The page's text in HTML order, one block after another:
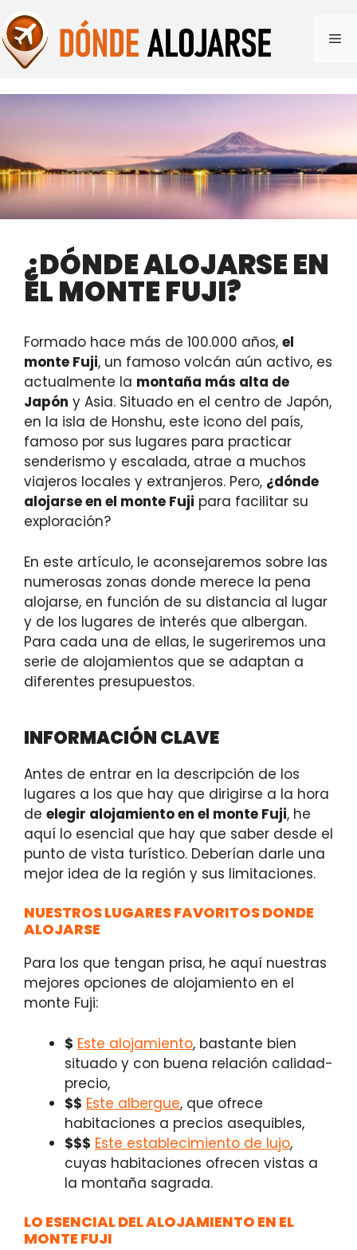
al
contenido
¿DÓNDE ALOJARSE EN
EL MONTE FUJI?
Formado hace más de 100.000 años, el
monte Fuji, un famoso volcán aún activo, es
actualmente la montaña más alta de
Japón y Asia. Situado en el centro de Japón,
en la isla de Honshu, este icono del país,
famoso por sus lugares para practicar
senderismo y escalada, atrae a muchos
viajeros locales y extranjeros. Pero, ¿dónde
alojarse en el monte Fuji para facilitar su
exploración?
En este artículo, le aconsejaremos sobre las
numerosas zonas donde merece la pena
alojarse, en función de su distancia al lugar
y de los lugares de interés que albergan.
Para cada una de ellas, le sugeriremos una
serie de alojamientos que se adaptan a
diferentes presupuestos.
INFORMACIÓN CLAVE
Antes de entrar en la descripción de los
lugares a los que hay que dirigirse a la hora
de elegir alojamiento en el monte Fuji, he
aquí lo esencial que hay que saber desde el
punto de vista turístico. Deberían darle una
mejor idea de la región y sus limitaciones.
NUESTROS LUGARES FAVORITOS DONDE
ALOJARSE
Para los que tengan prisa, he aquí nuestras
mejores opciones de alojamiento en el
monte Fuji:
$ Este alojamiento, bastante bien
situado y con buena relación calidad-
precio,
$$ Este albergue, que ofrece
habitaciones a precios asequibles,
$$$ Este establecimiento de lujo,
cuyas habitaciones ofrecen vistas a
la montaña sagrada.
LO ESENCIAL DEL ALOJAMIENTO EN EL
MONTE FUJI